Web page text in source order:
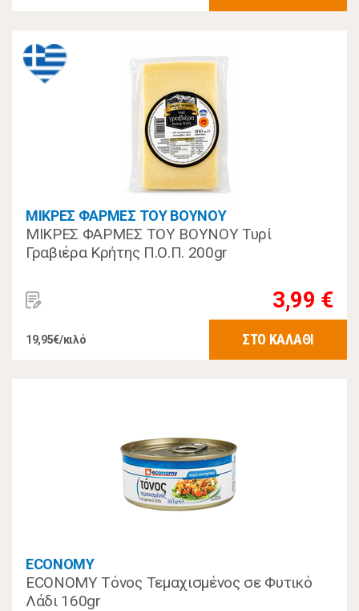
ΜΙΚΡΕΣ ΦΑΡΜΕΣ ΤΟΥ ΒΟΥΝΟΥ
ΜΙΚΡΕΣ ΦΑΡΜΕΣ ΤΟΥ ΒΟΥΝΟΥ Τυρί
Γραβιέρα Κρήτης Π.Ο.Π. 200gr
3,99 €
19,95€/κιλό ΣΤΟ ΚΑΛΑΘΙ
ECONOMY
ECONOMY Τόνος Τεμαχισμένος σε Φυτικό
Λάδι 160gr